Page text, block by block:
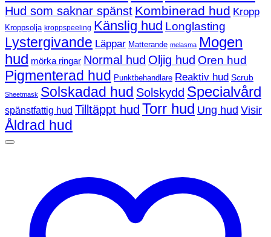
Hud som saknar spänst Kombinerad hud Kropp
Kroppsolja kroppspeeling Känslig hud Longlasting
Lystergivande Läppar Matterande melasma Mogen
hud mörka ringar Normal hud Oljig hud Oren hud
Pigmenterad hud Punktbehandlare Reaktiv hud Scrub
Sheetmask Solskadad hud Solskydd Specialvård
spänstfattig hud Tilltäppt hud Torr hud Ung hud Visir
Åldrad hud